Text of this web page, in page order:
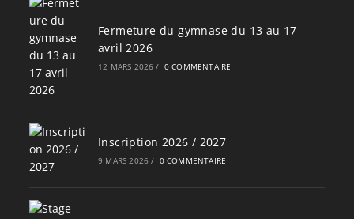
Fermeture du gymnase du 13 au 17
avril 2026
12 MARS 2026 / 0 COMMENTAIRE
Inscription 2026 / 2027
9 MARS 2026 / 0 COMMENTAIRE